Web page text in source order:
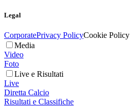
Legal
CorporatePrivacy PolicyCookie Policy
Media
Video
Foto
Live e Risultati
Live
Diretta Calcio
Risultati e Classifiche